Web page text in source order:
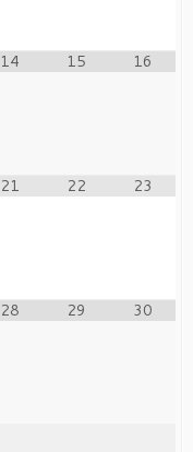
14 15 16
21 22 23
28 29 30